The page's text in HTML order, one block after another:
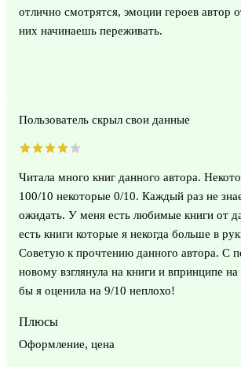
отлично смотрятся, эмоции героев автор
них начинаешь переживать.
Пользователь скрыл свои данные
Читала много книг данного автора.
100/10 некоторые 0/10. Каждый раз не
ожидать. У меня есть любимые книги от
есть книги которые я некогда больше в
Советую к прочтению данного автора. С
новому взглянула на книги и впринципе
бы я оценила на 9/10 неплохо!
Плюсы
Оформление, цена